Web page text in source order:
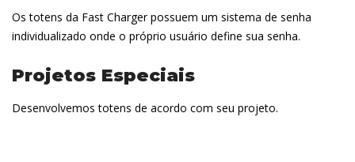
Os totens da Fast Charger possuem um sistema de senha
individualizado onde o próprio usuário define sua senha.
Projetos Especiais
Desenvolvemos totens de acordo com seu projeto.